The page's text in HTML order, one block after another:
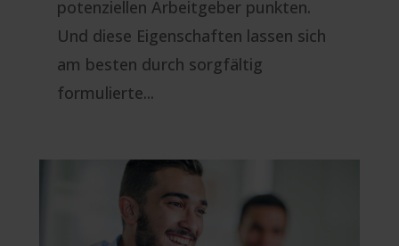
potenziellen Arbeitgeber punkten.
Und diese Eigenschaften lassen sich
am besten durch sorgfältig
formulierte...